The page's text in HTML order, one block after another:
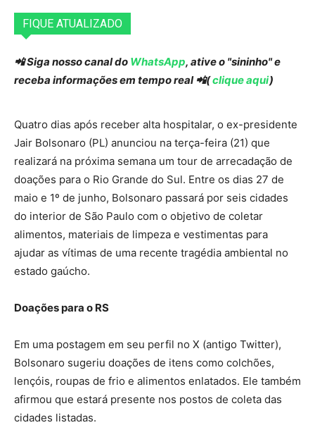
FIQUE ATUALIZADO
📲 Siga nosso canal do WhatsApp, ative o "sininho" e
receba informações em tempo real 📲(clique aqui)
Quatro dias após receber alta hospitalar, o ex-presidente
Jair Bolsonaro (PL) anunciou na terça-feira (21) que
realizará na próxima semana um tour de arrecadação de
doações para o Rio Grande do Sul. Entre os dias 27 de
maio e 1º de junho, Bolsonaro passará por seis cidades
do interior de São Paulo com o objetivo de coletar
alimentos, materiais de limpeza e vestimentas para
ajudar as vítimas de uma recente tragédia ambiental no
estado gaúcho.
Doações para o RS
Em uma postagem em seu perfil no X (antigo Twitter),
Bolsonaro sugeriu doações de itens como colchões,
lençóis, roupas de frio e alimentos enlatados. Ele também
afirmou que estará presente nos postos de coleta das
cidades listadas.